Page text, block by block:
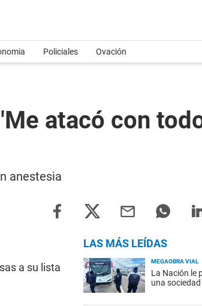
Policiales Ovación
atacó con
anestesia
a su lista
LAS MÁS LEÍDAS
MEGAOBRA VIAL
La Nación le
una